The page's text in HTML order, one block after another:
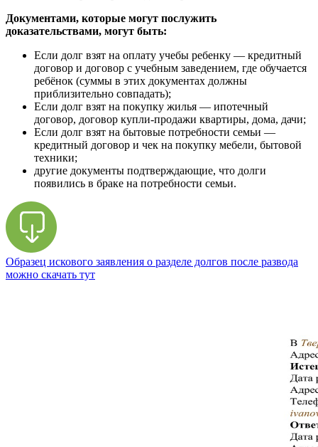
Документами, которые могут послужить
доказательствами, могут быть:
Если долг взят на оплату учебы ребенку — кредитный
договор и договор с учебным заведением, где обучается
ребёнок (суммы в этих документах должны
приблизительно совпадать);
Если долг взят на покупку жилья — ипотечный
договор, договор купли-продажи квартиры, дома, дачи;
Если долг взят на бытовые потребности семьи —
кредитный договор и чек на покупку мебели, бытовой
техники;
другие документы подтверждающие, что долги
появились в браке на потребности семьи.
Образец искового заявления о разделе долгов после развода
можно скачать тут